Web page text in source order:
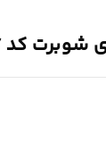
کد 6317